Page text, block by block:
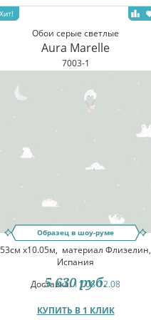
Обои серые светлые
Aura Marelle
7003-1
Образец в шоу-руме
53см x10.05м, материал Флизелин,
Испания
Доставка:11.08-12.08
КУПИТЬ В 1 КЛИК
5 630 руб.